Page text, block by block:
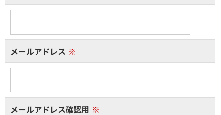
メールアドレス ※
メールアドレス確認用 ※